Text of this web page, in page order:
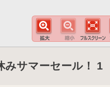
みサマーセール！ 1